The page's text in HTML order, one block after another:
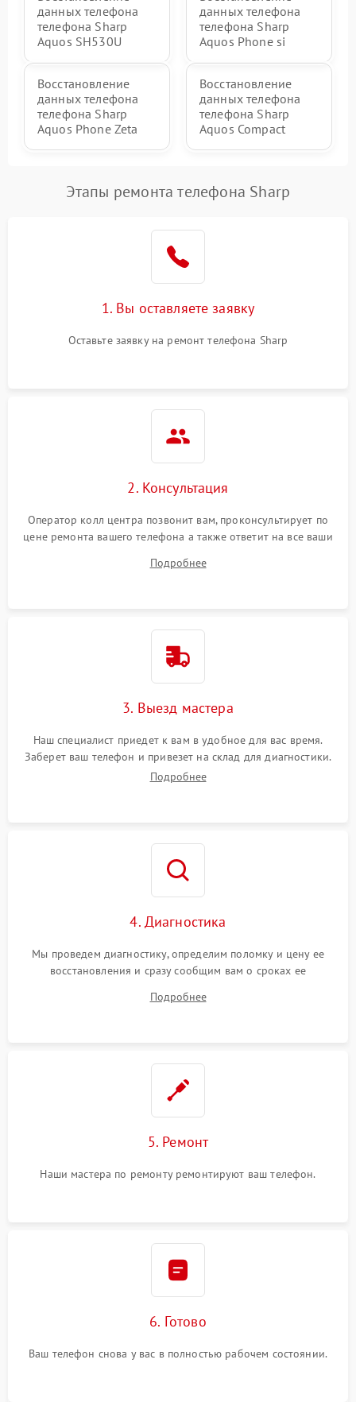
данных телефона
телефона Sharp
Aquos SH530U
данных телефона
телефона Sharp
Aquos Phone si
Восстановление
данных телефона
телефона Sharp
Aquos Phone Zeta
Восстановление
данных телефона
телефона Sharp
Aquos Compact
Этапы ремонта телефона Sharp
1. Вы оставляете заявку
Оставьте заявку на ремонт телефона Sharp
2. Консультация
Оператор колл центра позвонит вам, проконсультирует по
цене ремонта вашего телефона а также ответит на все ваши
Подробнее
3. Выезд мастера
Наш специалист приедет к вам в удобное для вас время.
Заберет ваш телефон и привезет на склад для диагностики.
Подробнее
4. Диагностика
Мы проведем диагностику, определим поломку и цену ее
восстановления и сразу сообщим вам о сроках ее
Подробнее
5. Ремонт
Наши мастера по ремонту ремонтируют ваш телефон.
6. Готово
Ваш телефон снова у вас в полностью рабочем состоянии.